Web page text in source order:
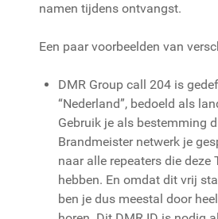
namen tijdens ontvangst.
Een paar voorbeelden van
DMR Group call 204 is
“Nederland”, bedoeld als
Gebruik je als bestemming
Brandmeister netwerk je
naar alle repeaters die deze
hebben. En omdat dit vrij
ben je dus meestal door